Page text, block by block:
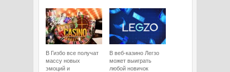
В Гизбо все получат
массу новых
эмоций и
В веб-казино Легзо
может выиграть
любой новичок